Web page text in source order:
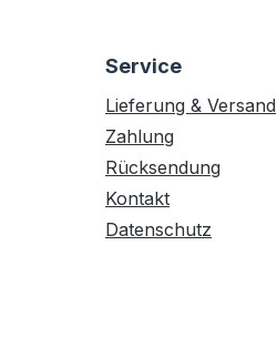
Service
Lieferung & Versand
Zahlung
Rücksendung
Kontakt
Datenschutz